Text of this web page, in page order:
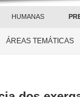
HUMANAS
ÁREAS TEMÁTICAS